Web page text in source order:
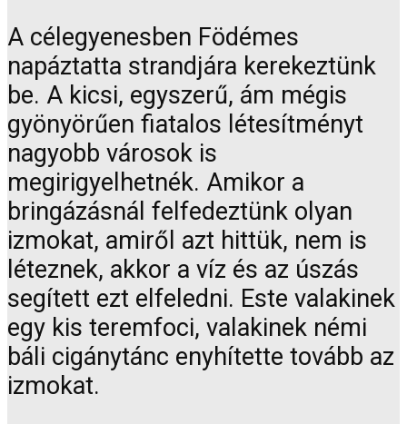
A célegyenesben Födémes
napáztatta strandjára kerekeztünk
be. A kicsi, egyszerű, ám mégis
gyönyörűen fiatalos létesítményt
nagyobb városok is
megirigyelhetnék. Amikor a
bringázásnál felfedeztünk olyan
izmokat, amiről azt hittük, nem is
léteznek, akkor a víz és az úszás
segített ezt elfeledni. Este valakinek
egy kis teremfoci, valakinek némi
báli cigánytánc enyhítette tovább az
izmokat.